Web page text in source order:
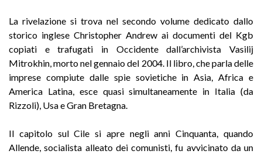
La rivelazione si trova nel secondo volume dedicato dallo
storico inglese Christopher Andrew ai documenti del Kgb
copiati e trafugati in Occidente dall’archivista Vasilij
Mitrokhin, morto nel gennaio del 2004. Il libro, che parla delle
imprese compiute dalle spie sovietiche in Asia, Africa e
America Latina, esce quasi simultaneamente in Italia (da
Rizzoli), Usa e Gran Bretagna.
Il capitolo sul Cile si apre negli anni Cinquanta, quando
Allende, socialista alleato dei comunisti, fu avvicinato da un